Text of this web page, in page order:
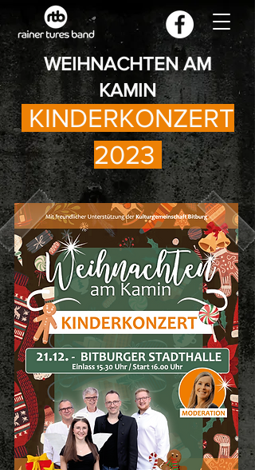
WEIHNACHTEN AM
KAMIN
- Das KINDERKONZERT
KINDERKONZERT
2023